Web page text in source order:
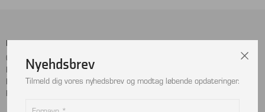
Menu
Cookie- og privatlivspolitik
Handelsbetingelser
Kontakt
Returnering
Sociale Medier
LinkedIn
Nyehdsbrev
Tilmeld dig vores nyhedsbrev og modtag løbende opdateringer.